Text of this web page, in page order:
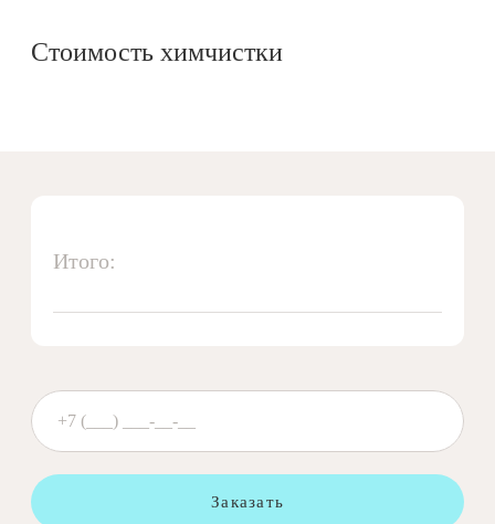
Стоимость химчистки
Итого:
Заказать